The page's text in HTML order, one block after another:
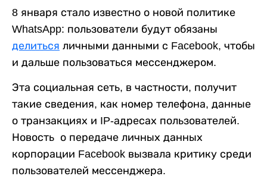
8 января стало известно о новой политике
WhatsApp: пользователи будут обязаны
делиться личными данными с Facebook, чтобы
и дальше пользоваться мессенджером.
Эта социальная сеть, в частности, получит
такие сведения, как номер телефона, данные
о транзакциях и IP-адресах пользователей.
Новость о передаче личных данных
корпорации Facebook вызвала критику среди
пользователей мессенджера.